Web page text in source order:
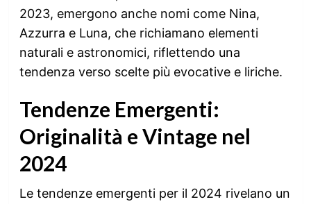
2023, emergono anche nomi come Nina,
Azzurra e Luna, che richiamano elementi
naturali e astronomici, riflettendo una
tendenza verso scelte più evocative e liriche.
Tendenze Emergenti:
Originalità e Vintage nel
2024
Le tendenze emergenti per il 2024 rivelano un